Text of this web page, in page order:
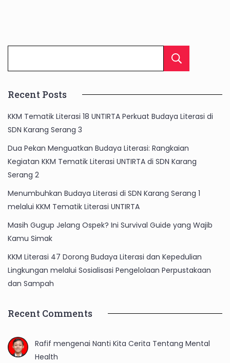
Recent Posts
KKM Tematik Literasi 18 UNTIRTA Perkuat Budaya Literasi di
SDN Karang Serang 3
Dua Pekan Menguatkan Budaya Literasi: Rangkaian
Kegiatan KKM Tematik Literasi UNTIRTA di SDN Karang
Serang 2
Menumbuhkan Budaya Literasi di SDN Karang Serang 1
melalui KKM Tematik Literasi UNTIRTA
Masih Gugup Jelang Ospek? Ini Survival Guide yang Wajib
Kamu Simak
KKM Literasi 47 Dorong Budaya Literasi dan Kepedulian
Lingkungan melalui Sosialisasi Pengelolaan Perpustakaan
dan Sampah
Recent Comments
Rafif mengenai Nanti Kita Cerita Tentang Mental
Health